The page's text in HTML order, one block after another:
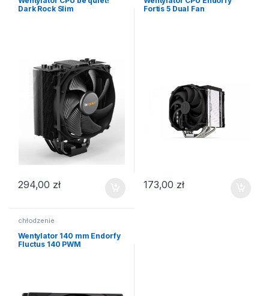
Dark Rock Slim
294,00 zł
Fortis 5 Dual Fan
173,00 zł
chłodzenie
Wentylator 140 mm Endorfy
Fluctus 140 PWM